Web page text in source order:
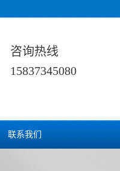
咨询热线
15837345080
联系我们